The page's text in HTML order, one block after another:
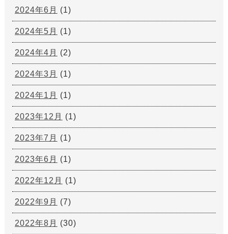
2024年6月 (1)
2024年5月 (1)
2024年4月 (2)
2024年3月 (1)
2024年1月 (1)
2023年12月 (1)
2023年7月 (1)
2023年6月 (1)
2022年12月 (1)
2022年9月 (7)
2022年8月 (30)